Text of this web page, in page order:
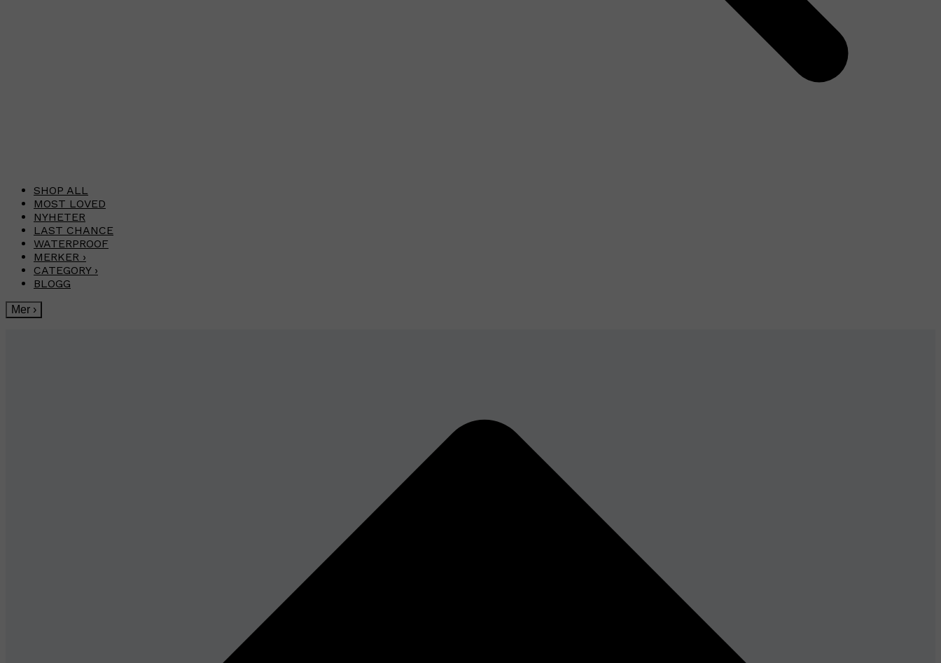
SHOP ALL
MOST LOVED
NYHETER
LAST CHANCE
WATERPROOF
MERKER ›
CATEGORY ›
BLOGG
Mer ›